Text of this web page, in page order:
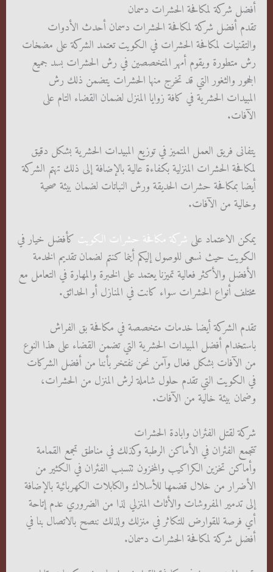
أفضل شركة لمكافحة الحشرات دسمان
تقدم أفضل شركة لمكافحة الحشرات دسمان أحدث الأدوات
والتقنيات لمكافحة الحشرات في الكويت تعتمد الشركة على مضخات
رش متطورة ويقوم أمهر المتخصصين في رش الحشرات بسد جميع
الجحور والثغور التي قد تخرج منها الحشرات يتضمن ذلك رش
المبيدات الحشرية في كافة زوايا المنزل لضمان القضاء التام على
الآفات.
يتفانى فريق العمل المتميز في توزيع المبيدات الحشرية بشكل دقيق
لمكافحة الحشرات المنزلية بكفاءة عالية بالإضافة إلى ذلك تهتم الشركة
أيضا بمكافحة حشرات الحديقة ورش النباتات لضمان بيئة صحية
وخالية من الآفات.
يمكن الاعتماد على شركة مكافحة حشرات الكويت كأفضل خيار في
الكويت حيث نسعى للوصول إليكم أينما كنتم لضمان تقديم الخدمة
الأفضل والأكثر فعالية تميزنا يعتمد على الخبرة والمهارة في التعامل مع
مختلف أنواع الحشرات سواء كانت في المنازل أو الحدائق.
تقدم الشركة أيضا خدمات متخصصة في مكافحة بق الفراش
باستخدام أفضل المبيدات الحشرية التي تضمن القضاء على هذا النوع
من الآفات بشكل فعال وآمن نحن نفتخر بأننا من أفضل الشركات
في الكويت التي تقدم حلول شاملة لرش المنزل من الحشرات،
وضمان بيئة خالية من الآفات.
شركة لقتل الفئران وابادة الحشرات
تتجمع الفئران في الأماكن الرطبة وكذلك في مناطق تجمع القمامة
وأماكن تخزين الكراكيب والمخزون تتسبب الفئران في الكثير من
الأضرار من خلال قضمها للأسلاك والكابلات الكهربائية بالإضافة
إلى تدمير المفروشات والأثاث المنزلي لذا من الضروري عدم إتاحة
أي فرصة للقوارض للتكاثر في منزلك ولذلك ننصح بالاتصال بنا في
أفضل شركة لمكافحة الحشرات دسمان.